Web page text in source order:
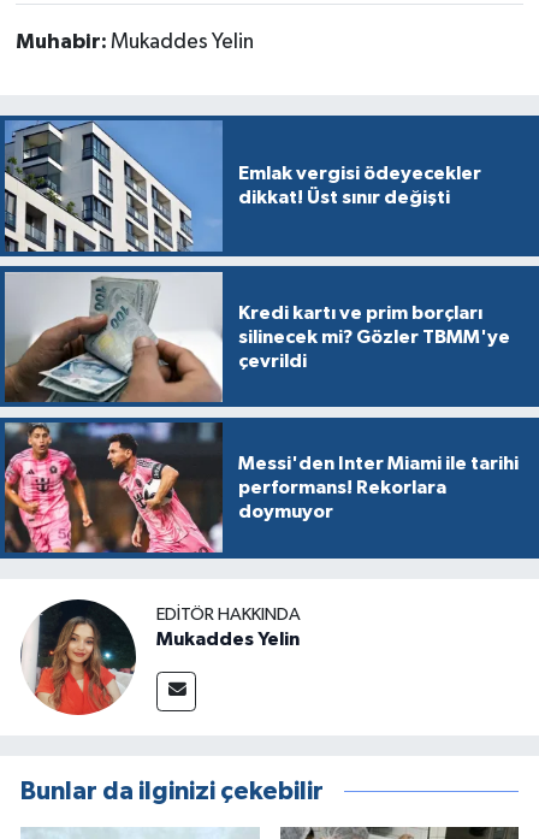
Muhabir: Mukaddes Yelin
Emlak vergisi ödeyecekler
dikkat! Üst sınır değişti
Kredi kartı ve prim borçları
silinecek mi? Gözler TBMM'ye
çevrildi
Messi'den Inter Miami ile tarihi
performans! Rekorlara
doymuyor
EDITÖR HAKKINDA
Mukaddes Yelin
Bunlar da ilginizi çekebilir